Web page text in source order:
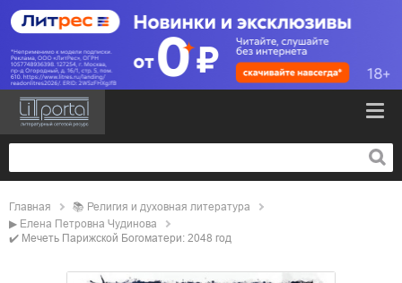
Главная 📚
религия и духовная литература
▶ Елена Петровна Чудинова
✔️ Мечеть Парижской Богоматери: 2048 год